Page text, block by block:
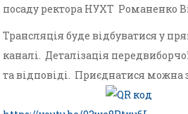
посаду ректора НУХТ Романенко
Трансляція буде відбуватися у
каналі. Деталізація
та відповіді. Приєднатися можна